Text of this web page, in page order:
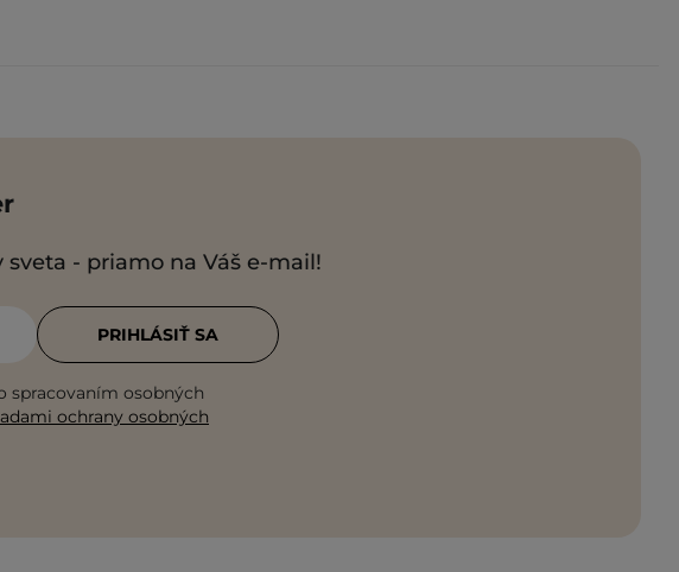
- priamo na Váš e-mail!
spracovaním osobných
ochrany osobných
PRIHLÁSIŤ SA